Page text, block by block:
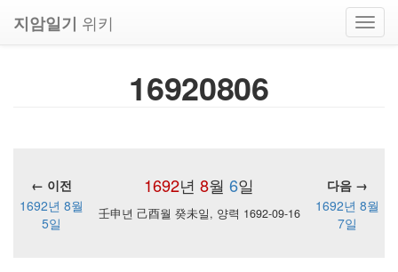
지암일기 위키
16920806
1692년 8월 6일
← 이전
다음 →
1692년 8월
5일
壬申년 己酉월 癸未일, 양력 1692-09-16
1692년 8월
7일